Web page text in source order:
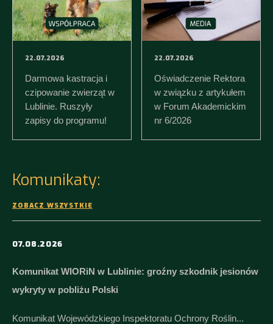
ZAREJESTRUJ SIĘ
10% więcej
kandydatów na
studia
WIĘCEJ INFORMACJI
REKRUTACJA ROZPOCZĘTA!
22.07.2026
Darmowa kastracja i
czipowanie zwierząt w
Lublinie. Ruszyły
zapisy do programu!
22.07.2026
Oświadczenie Rektora
w związku z artykułem
w Forum Akademickim
nr 6/2026
Komunikaty:
ZOBACZ WSZYSTKIE
07.08.2026
Komunikat WIORiN w Lublinie: groźny szkodnik jesionów
wykryty w pobliżu Polski
Komunikat Wojewódzkiego Inspektoratu Ochrony Roślin...